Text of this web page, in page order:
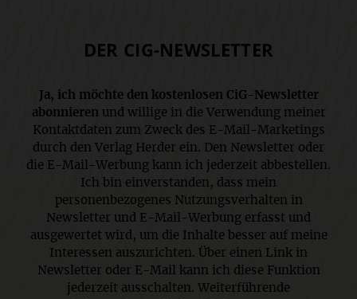
DER CIG-NEWSLETTER
Ja, ich möchte den kostenlosen CiG-Newsletter
abonnierenund willige in die Verwendung meiner
Kontaktdaten zum Zweck des E-Mail-Marketings
durch den Verlag Herder ein. Den Newsletter oder
die E-Mail-Werbung kann ich jederzeit abbestellen.
Ich bin einverstanden, dass mein
personenbezogenes Nutzungsverhalten in
Newsletter und E-Mail-Werbung erfasst und
ausgewertet wird, um die Inhalte besser auf meine
Interessen auszurichten. Über einen Link in
Newsletter oder E-Mail kann ich diese Funktion
jederzeit ausschalten. Weiterführende